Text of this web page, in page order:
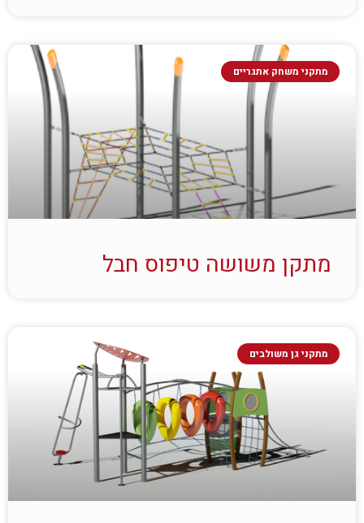
מתקני משחק אתגריים
מתקן משושה טיפוס חבל
מתקני גן משולבים